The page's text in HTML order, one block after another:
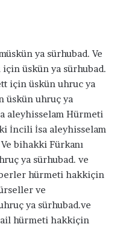
ya sürhubad. Ve
üskün ya sürhubad.
için üskün uhruc ya
üskün uhruç ya
aleyhisselam Hürmeti
İncili İsa aleyhisselam
bihakki Fürkanı
ya sürhubad. ve
hürmeti hakkiçin
ve
ya sürhubad.ve
hürmeti hakkiçin